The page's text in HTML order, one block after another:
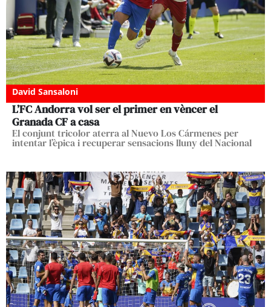
David Sansaloni
L’FC Andorra vol ser el primer en vèncer el
Granada CF a casa
El conjunt tricolor aterra al Nuevo Los Cármenes per
intentar l’èpica i recuperar sensacions lluny del Nacional